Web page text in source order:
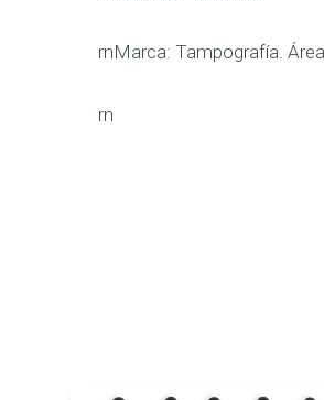
rnMarca: Tampografía.
rn